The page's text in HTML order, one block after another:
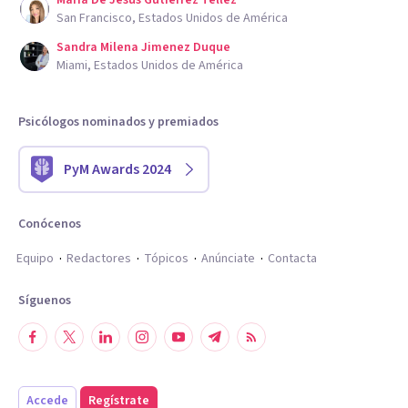
San Francisco, Estados Unidos de América
Sandra Milena Jimenez Duque
Miami, Estados Unidos de América
Psicólogos nominados y premiados
PyM Awards 2024
Conócenos
Equipo
Redactores Tópicos Anúnciate Contacta
Síguenos
Accede Regístrate